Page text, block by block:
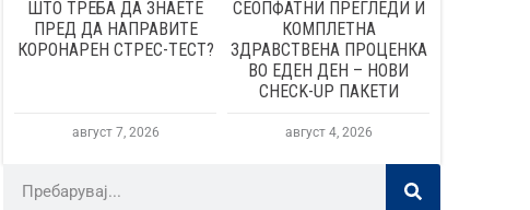
ШТО ТРЕБА ДА ЗНАЕТЕ
ПРЕД ДА НАПРАВИТЕ
КОРОНАРЕН СТРЕС-ТЕСТ?
август 7, 2026
СЕОПФАТНИ ПРЕГЛЕДИ И
КОМПЛЕТНА
ЗДРАВСТВЕНА ПРОЦЕНКА
ВО ЕДЕН ДЕН – НОВИ
CHECK-UP ПАКЕТИ
август 4, 2026